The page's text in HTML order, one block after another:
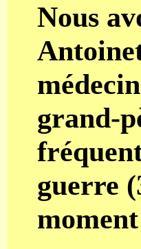
Nous
grand-
guerre
moment